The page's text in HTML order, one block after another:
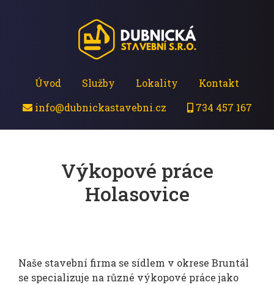
Úvod Služby Lokality
Kontakt
info@dubnickastavebni.cz
734 457 167
Výkopové práce
Holasovice
Naše stavební firma se sídlem v okrese Bruntál
se specializuje na různé výkopové práce jako